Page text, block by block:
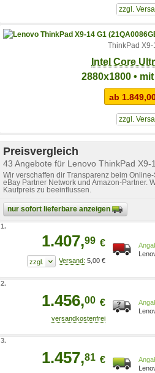
zzgl.
ThinkPad X9-
Intel Core
2880x1800 •
ab
zzgl.
Preisvergleich
43 Angebote für Lenovo ThinkPad X9-
Wir verschaffen dir Transparenz beim
eBay Partner Network und Amazon-Partner.
Kaufpreis zu beeinflussen.
nur sofort lieferbare anzeigen
1.
1.407,99 €
5,00 €
2.
1.456,00 €
3.
1.457,81 €